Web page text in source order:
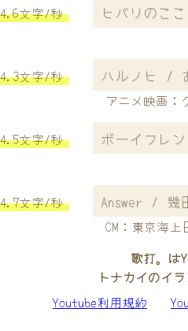
4.6文字/秒 ヒバリのこ
4.3文字/秒 ハルノヒ /
アニメ映画
4.5文字/秒 ボーイフレ
4.7文字/秒 Answer / 幾
CM：東京海
歌打。は
トナカイのイ
Youtube利用規約